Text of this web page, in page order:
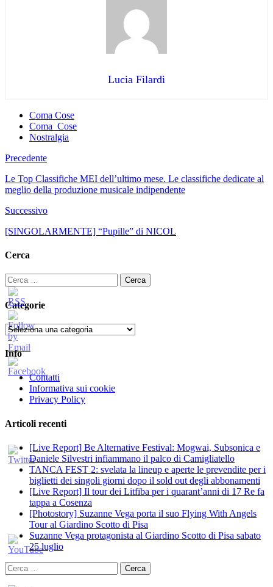
Lucia Filardi
Coma Cose
Coma_Cose
Nostralgia
Precedente
Le Top Classifiche MEI dell’ultimo mese. Le classifiche dedicate al
meglio della produzione musicale indipendente
Successivo
[SINGOLARMENTE] “Pupille” di NICOL
Cerca
Ricerca
per:
Categorie
Categorie
Info
Contatti
Informativa sui cookie
Privacy Policy
Articoli recenti
[Live Report] Be Alternative Festival: Mogwai, Subsonica e
Daniele Silvestri infiammano il palco di Camigliatello
TANCA FEST 2: svelata la lineup e aperte le prevendite per i
biglietti dei singoli giorni dopo il sold out degli abbonamenti
[Live Report] Il tour dei Litfiba per i quarant’anni di 17 Re fa
tappa a Cosenza
[Photostory] Suzanne Vega porta il suo Flying With Angels
Tour al Giardino Scotto di Pisa
Suzanne Vega protagonista al Giardino Scotto di Pisa sabato
25 luglio
Ricerca
per: